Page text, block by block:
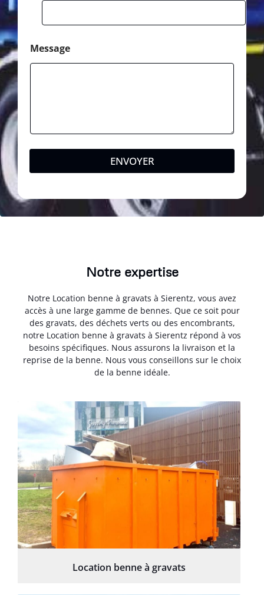
Message
ENVOYER
Notre expertise
Notre Location benne à gravats à Sierentz, vous avez
accès à une large gamme de bennes. Que ce soit pour
des gravats, des déchets verts ou des encombrants,
notre Location benne à gravats à Sierentz répond à vos
besoins spécifiques. Nous assurons la livraison et la
reprise de la benne. Nous vous conseillons sur le choix
de la benne idéale.
Location benne à gravats